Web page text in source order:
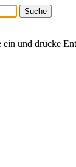
und drücke